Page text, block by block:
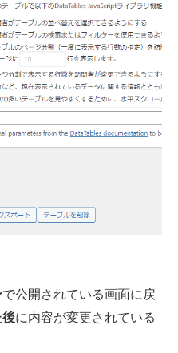
で公開されている画面に戻
後に内容が変更されている